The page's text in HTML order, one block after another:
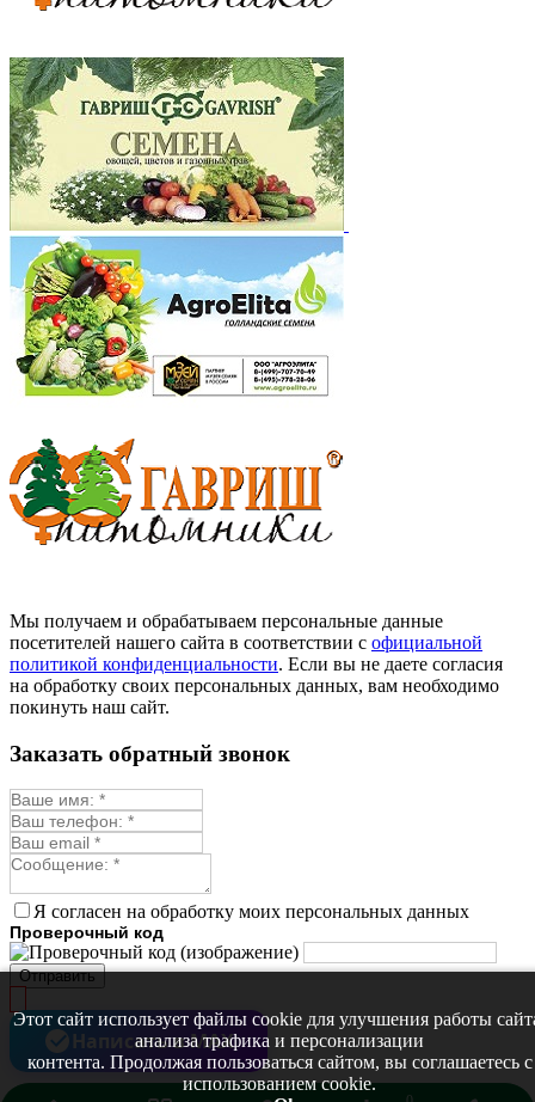
Мы получаем и обрабатываем персональные данные
посетителей нашего сайта в соответствии с официальной
политикой конфиденциальности. Если вы не даете согласия
на обработку своих персональных данных, вам необходимо
покинуть наш сайт.
Этот сайт использует файлы cookie для улучшения работы
анализа трафика и персонализации
контента. Продолжая пользоваться сайтом, вы соглашаетесь с
использованием cookie.
Заказать обратный звонок
Я согласен на обработку моих персональных данных
Проверочный код
Отправить
Написать в MAX